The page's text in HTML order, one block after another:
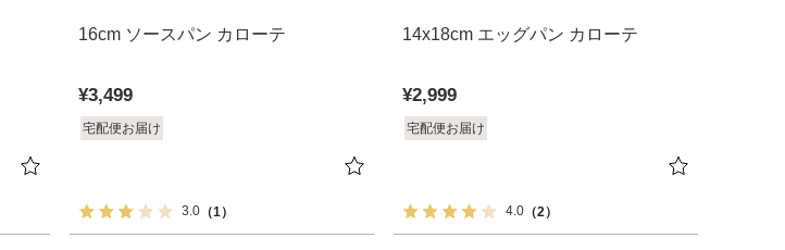
16cm ソースパン カローテ
¥3,499
宅配便お届け
3.0 （1）
14x18cm エッグパン カローテ
¥2,999
宅配便お届け
4.0 （2）